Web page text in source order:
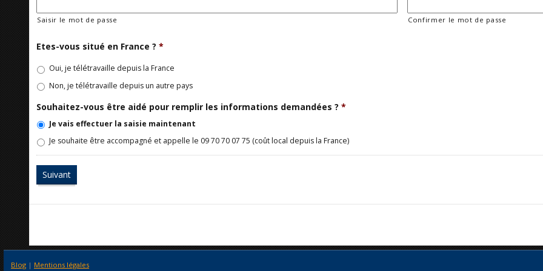
Saisir le mot de passe Confirmer le mot de passe
Etes-vous situé en France ? *
Oui, je télétravaille depuis la France
Non, je télétravaille depuis un autre pays
Souhaitez-vous être aidé pour remplir les informations demandées ? *
Je vais effectuer la saisie maintenant
Je souhaite être accompagné et appelle le 09 70 70 07 75 (coût local depuis la France)
Blog | Mentions légales